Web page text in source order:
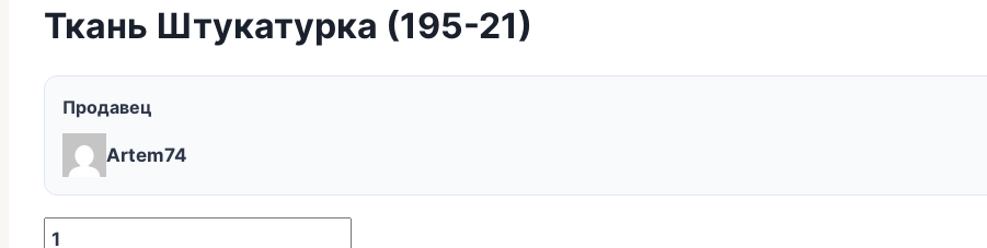
Ткань Штукатурка (195-21)
Продавец
Artem74
Количество